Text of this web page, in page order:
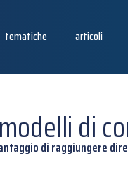
tematiche articoli
di
di raggiungere